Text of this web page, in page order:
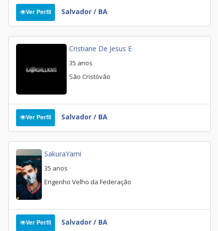
Ver Perfil Salvador / BA
Cristiane De Jesus E
35 anos
São Cristóvão
Ver Perfil Salvador / BA
SakuraYami
35 anos
Engenho Velho da Federação
Ver Perfil Salvador / BA